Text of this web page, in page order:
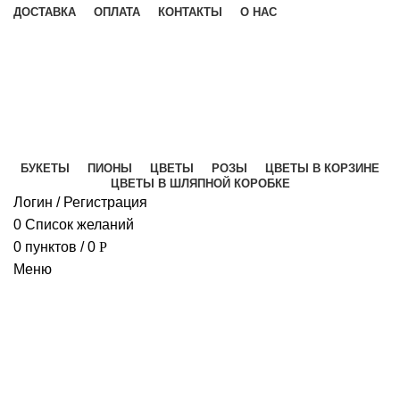
ДОСТАВКА ОПЛАТА КОНТАКТЫ О НАС
БУКЕТЫ ПИОНЫ ЦВЕТЫ РОЗЫ
ЦВЕТЫ В КОРЗИНЕ
ЦВЕТЫ В ШЛЯПНОЙ КОРОБКЕ
Логин / Регистрация
0 Список желаний
0 пунктов / 0 Р
Меню